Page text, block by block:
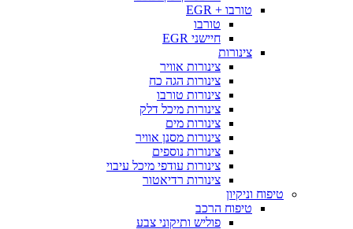
טורבו + EGR
טורבו
חיישני EGR
צינורות
צינורות אוויר
צינורות הגה כח
צינורות טורבו
צינורות מיכל דלק
צינורות מים
צינורות מסנן אוויר
צינורות נוספים
צינורות עודפי מיכל עיבוי
צינורות רדיאטור
טיפוח וניקיון
טיפוח הרכב
פוליש ותיקוני צבע